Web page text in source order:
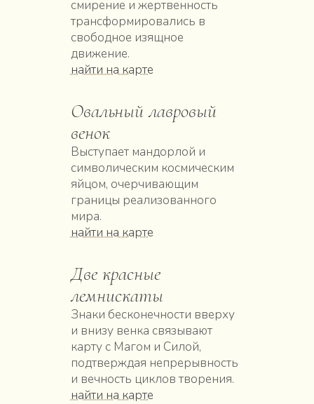
смирение и жертвенность
трансформировались в
свободное изящное
движение.
найти на карте
Овальный лавровый
венок
Выступает мандорлой и
символическим космическим
яйцом, очерчивающим
границы реализованного
мира.
найти на карте
Две красные
лемнискаты
Знаки бесконечности вверху
и внизу венка связывают
карту с Магом и Силой,
подтверждая непрерывность
и вечность циклов творения.
найти на карте